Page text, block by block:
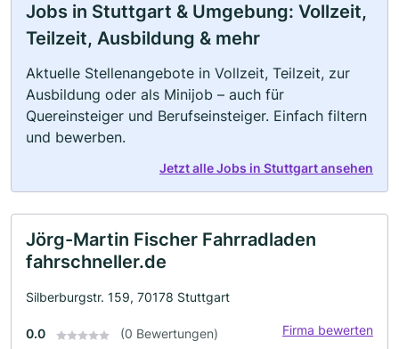
Jobs in Stuttgart & Umgebung: Vollzeit,
Teilzeit, Ausbildung & mehr
Aktuelle Stellenangebote in Vollzeit, Teilzeit, zur
Ausbildung oder als Minijob – auch für
Quereinsteiger und Berufseinsteiger. Einfach filtern
und bewerben.
Jetzt alle Jobs in Stuttgart ansehen
Jörg-Martin Fischer Fahrradladen
fahrschneller.de
Silberburgstr. 159, 70178 Stuttgart
0.0 (0 Bewertungen) Firma bewerten